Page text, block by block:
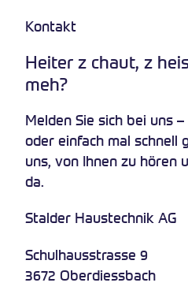
Kontakt
Heiter z chaut, z
meh?
Melden Sie sich bei uns
oder einfach mal schnell
uns, von Ihnen zu hören
da.
Stalder Haustechnik AG
Schulhausstrasse 9
3672 Oberdiessbach